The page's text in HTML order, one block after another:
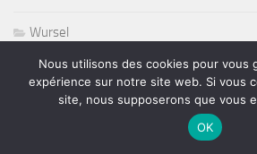
Wursel
Wynton Marsalis
Nous utilisons des cookies pour vous
expérience sur notre site web. Si vous
site, nous supposerons que vous
OK